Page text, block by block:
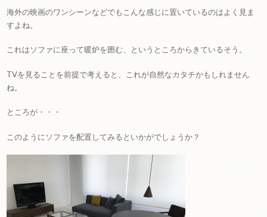
海外の映画のワンシーンなどでもこんな感じに置いているのはよく見ま
すよね。
これはソファに座って暖炉を囲む、というところからきているそう。
TVを見ることを前提で考えると、これが自然なカタチかもしれません
ね。
ところが・・・
このようにソファを配置してみるといかがでしょうか？